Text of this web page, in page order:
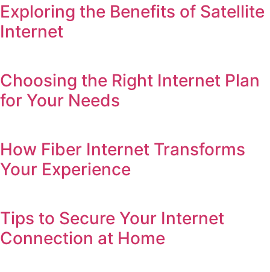
Exploring the Benefits of Satellite
Internet
Choosing the Right Internet Plan
for Your Needs
How Fiber Internet Transforms
Your Experience
Tips to Secure Your Internet
Connection at Home